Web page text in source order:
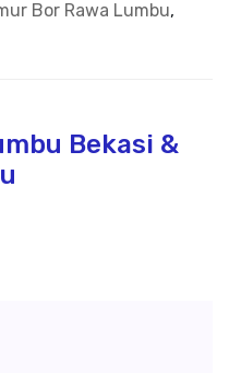
Bor Rawa Lumbu,
Bekasi &